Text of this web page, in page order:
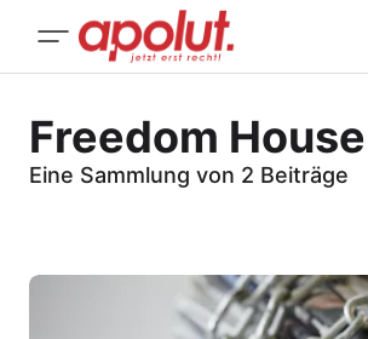
Freedom House
Eine Sammlung von 2 Beiträge